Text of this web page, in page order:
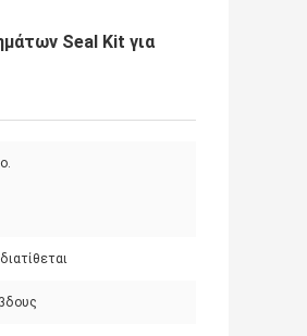
Seal Kit για